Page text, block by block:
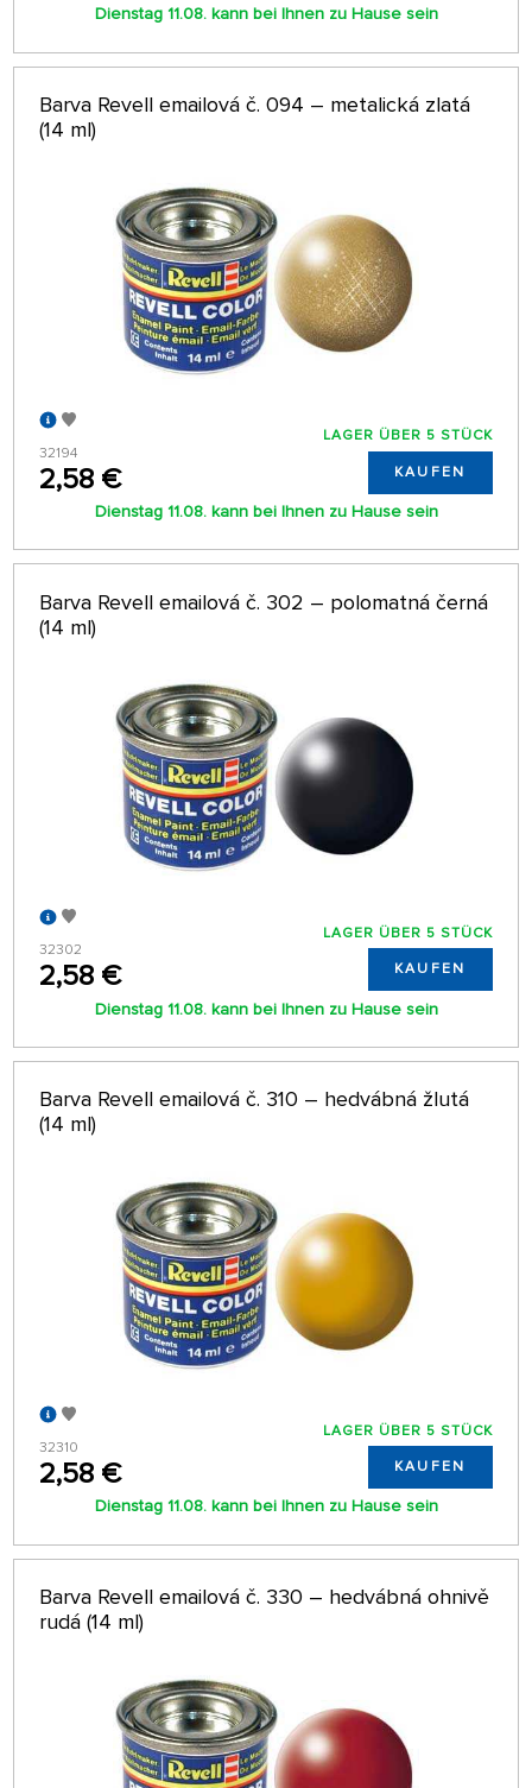
Dienstag 11.08. kann bei Ihnen zu Hause sein
Barva Revell emailová č. 094 – metalická zlatá
(14 ml)
32194
2,58 €
LAGER ÜBER 5 STÜCK
KAUFEN
Dienstag 11.08. kann bei Ihnen zu Hause sein
Barva Revell emailová č. 302 – polomatná černá
(14 ml)
32302
2,58 €
LAGER ÜBER 5 STÜCK
KAUFEN
Dienstag 11.08. kann bei Ihnen zu Hause sein
Barva Revell emailová č. 310 – hedvábná žlutá
(14 ml)
32310
2,58 €
LAGER ÜBER 5 STÜCK
KAUFEN
Dienstag 11.08. kann bei Ihnen zu Hause sein
Barva Revell emailová č. 330 – hedvábná ohnivě
rudá (14 ml)